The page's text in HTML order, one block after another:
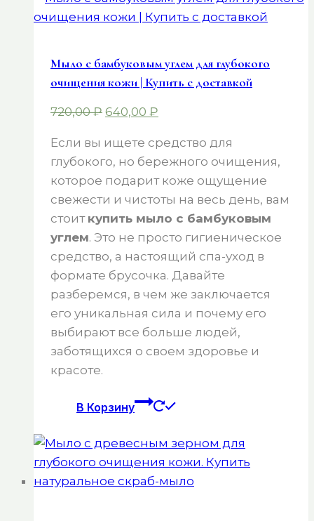
Мыло с бамбуковым углем для глубокого
очищения кожи | Купить с доставкой
720,00₽ Первоначальная
составляла
720,00 ₽.
640,00 ₽
640,00 ₽.
Если вы ищете средство для
глубокого, но бережного очищения,
которое подарит коже ощущение
свежести и чистоты на весь день, вам
стоит купить мыло с бамбуковым
углем. Это не просто гигиеническое
средство, а настоящий спа-уход в
формате брусочка. Давайте
разберемся, в чем же заключается
его уникальная сила и почему его
выбирают все больше людей,
заботящихся о своем здоровье и
красоте.
В Корзину